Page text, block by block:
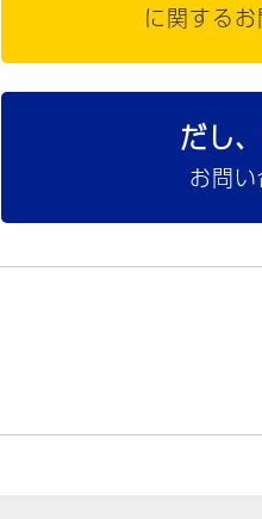
に関する
だし
お問